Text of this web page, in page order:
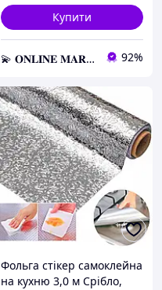
Купити
💫 𝐎𝐍𝐋𝐈𝐍𝐄 𝐌𝐀𝐑𝐊𝐄𝐓 💫 – Актуальні товари за найвигіднішими цінами! 92%
Фольга стікер самоклейна
на кухню 3,0 м Срібло,